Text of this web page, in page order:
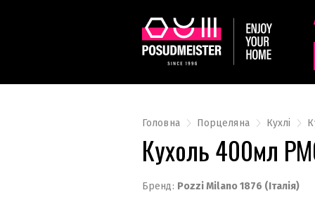
Головна Порцеляна Кухлі
Кухоль 400мл
Бренд: Pozzi Milano 1876 (Італія)